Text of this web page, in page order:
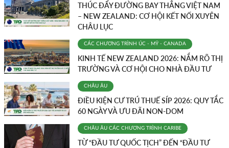
THÚC ĐẨY ĐƯỜNG BAY THẲNG VIỆT NAM
– NEW ZEALAND: CƠ HỘI KẾT NỐI XUYÊN
CHÂU LỤC
CÁC CHƯƠNG TRÌNH ÚC - MỸ - CANADA
KINH TẾ NEW ZEALAND 2026: NẮM RÕ THỊ
TRƯỜNG VÀ CƠ HỘI CHO NHÀ ĐẦU TƯ
CHÂU ÂU
ĐIỀU KIỆN CƯ TRÚ THUẾ SÍP 2026: QUY TẮC
60 NGÀY VÀ ƯU ĐÃI NON-DOM
CHÂU ÂU CÁC CHƯƠNG TRÌNH CARIBE
TỪ “ĐẦU TƯ QUỐC TỊCH” ĐẾN “ĐẦU TƯ